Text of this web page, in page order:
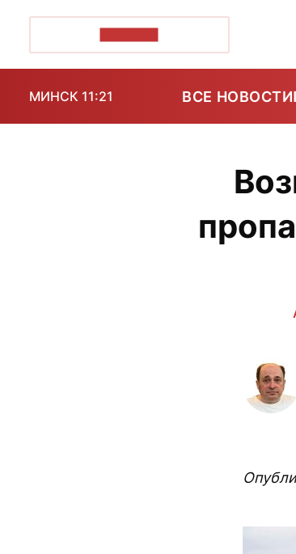
МИНСК 11:21 ВСЕ НОВОСТИ